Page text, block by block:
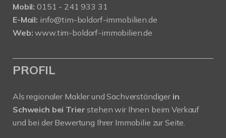
Mobil: 0151 - 241 933 31
E-Mail: info@tim-boldorf-immobilien.de
Web:www.tim-boldorf-immobilien.de
PROFIL
Als regionaler Makler und Sachverständigerin
Schweich bei Trierstehen wir Ihnen beim Verkauf
und bei der Bewertung Ihrer Immobilie zur Seite.